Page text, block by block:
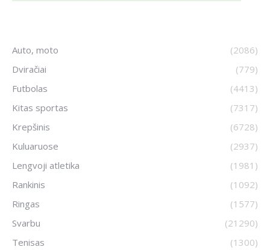
Auto, moto
(2086)
Dviračiai
(779)
Futbolas
(4413)
Kitas sportas
(7317)
Krepšinis
(6728)
Kuluaruose
(2937)
Lengvoji atletika
(1981)
Rankinis
(1092)
Ringas
(1577)
Svarbu
(21290)
Tenisas
(1300)